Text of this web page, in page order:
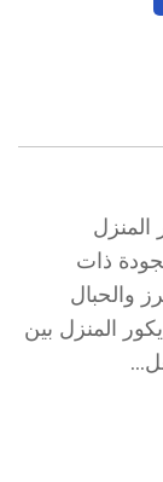
ذات
والحبال
المنزل بين